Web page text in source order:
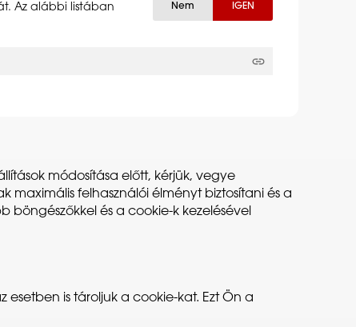
Az alábbi listában
Nem IGEN
módosítása előtt, kérjük, vegye
felhasználói élményt biztosítani és a
és a cookie-k kezelésével
is tároljuk a cookie-kat. Ezt Ön a